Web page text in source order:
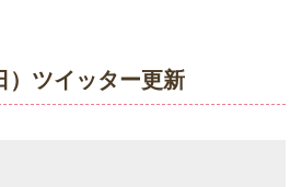
）ツイッター更新